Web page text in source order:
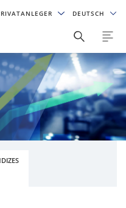
DEUTSCH